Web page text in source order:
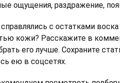
ощущения, раздражение,
с остатками
кожи? Расскажите в
его лучше. Сохраните
ею в соцсетях.